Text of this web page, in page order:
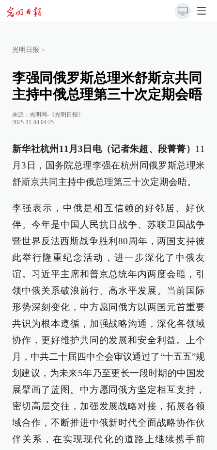
光明日报 >
李强同俄罗斯总理米舒斯京共同
主持中俄总理第三十次定期会晤
来源： 光明网-《光明日报》
2025-11-04 04:25
新华社杭州11月3日电（记者朱超、段菁菁） 11
月3日，国务院总理李强在杭州同俄罗斯总理米
舒斯京共同主持中俄总理第三十次定期会晤。
李强表示，中俄是相互信赖的好邻居、好伙
伴。今年是中国人民抗日战争、苏联卫国战争
暨世界反法西斯战争胜利80周年，两国支持彼
此举行隆重纪念活动，进一步深化了中俄友
谊。习近平主席和普京总统年内两度会晤，引
领中俄关系破浪前行、高水平发展。当前国际
形势深刻变化，中方愿同俄方以两国元首重要
共识为根本遵循，加强战略沟通，深化各领域
协作，更好维护共同的发展和安全利益。上个
月，中共二十届四中全会审议通过了“十五五”规
划建议，为未来5年乃至更长一段时期的中国发
展擘画了蓝图。中方愿同俄方坚定相互支持，
密切高层交往，加强发展战略对接，拓展各领
域合作，不断推进中俄新时代全面战略协作伙
伴关系，在实现现代化的道路上继续携手前